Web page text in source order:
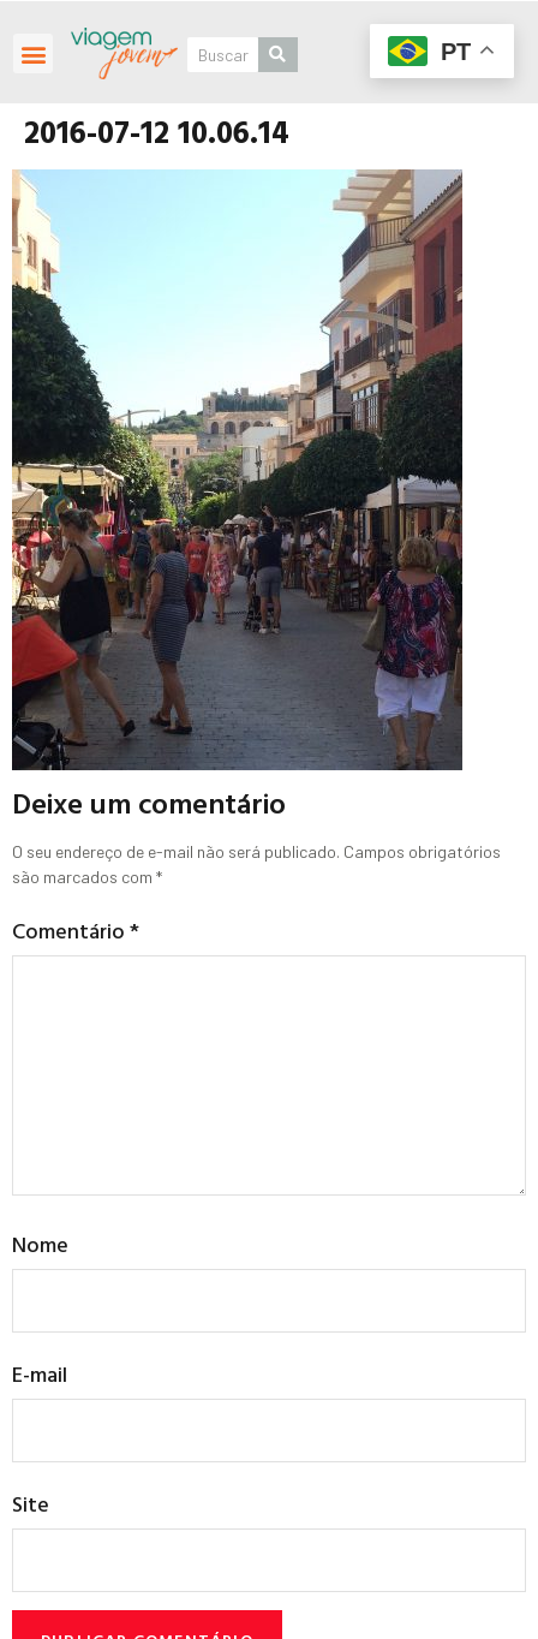
2016-07-12 10.06.14
Deixe um comentário
O seu endereço de e-mail não será publicado. Campos obrigatórios
são marcados com *
Comentário*
Nome
E-mail
Site
PT